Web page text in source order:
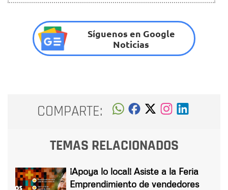
Síguenos en Google
Noticias
COMPARTE:
TEMAS RELACIONADOS
¡Apoya lo local! Asiste a la Feria
Emprendimiento de vendedores